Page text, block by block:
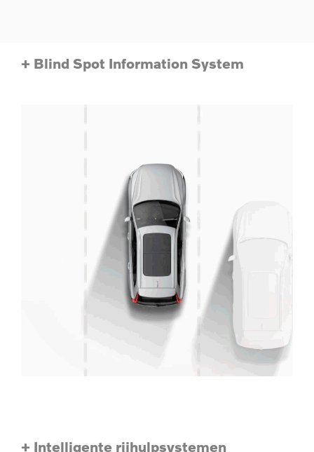
+ Blind Spot Information System
+ Intelligente rijhulpsystemen